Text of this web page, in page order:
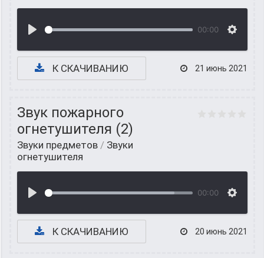
00:00
К СКАЧИВАНИЮ 21 июнь 2021
Звук пожарного
огнетушителя (2)
Звуки предметов / Звуки
огнетушителя
00:00
К СКАЧИВАНИЮ 20 июнь 2021